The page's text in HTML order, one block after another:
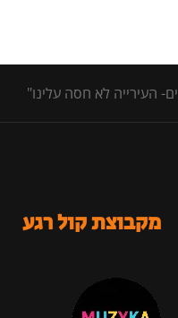
מקבוצת קול רגע